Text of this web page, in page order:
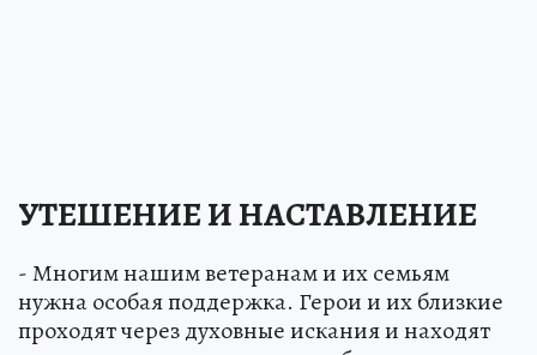
УТЕШЕНИЕ И НАСТАВЛЕНИЕ
- Многим нашим ветеранам и их семьям
нужна особая поддержка. Герои и их близкие
проходят через духовные искания и находят